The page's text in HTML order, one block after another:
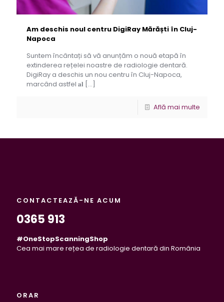
Am deschis noul centru DigiRay Mărăști în Cluj-
Napoca
Suntem încântați să vă anunțăm o nouă etapă în
extinderea rețelei noastre de radiologie dentară.
DigiRay a deschis un nou centru în Cluj-Napoca,
marcând astfel 𝐚𝐥 […]
Află mai multe
CONTACTEAZĂ-NE ACUM
0365 913
#OneStopScanningShop
Cea mai mare rețea de radiologie dentară din România
ORAR